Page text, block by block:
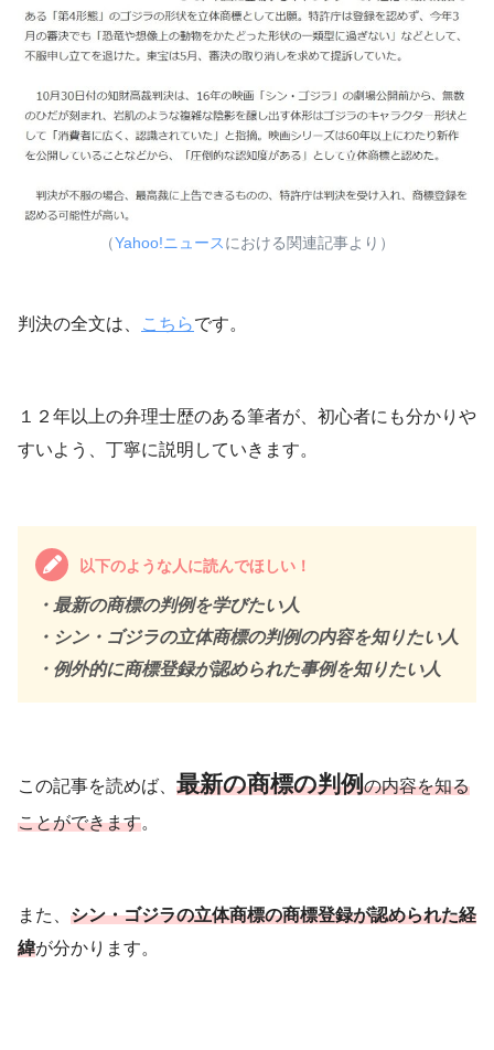
（Yahoo!ニュースにおける関連記事より）
判決の全文は、 こちらです。
１２年以上の弁理士歴のある筆者が、初心者にも分かりや
すいよう、丁寧に説明していきます。
以下のような人に読んでほしい！
・最新の商標の判例を学びたい人
・シン・ゴジラの立体商標の判例の内容を知りたい人
・例外的に商標登録が認められた事例を知りたい人
この記事を読めば、 最新の商標の判例の内容を知る
ことができます。
また、 シン・ゴジラの立体商標の商標登録が認められた経
緯が分かります。